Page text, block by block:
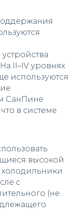
II–IV уровнях
используются
СанПине
что в системе
высокой
холодильники
с
(не